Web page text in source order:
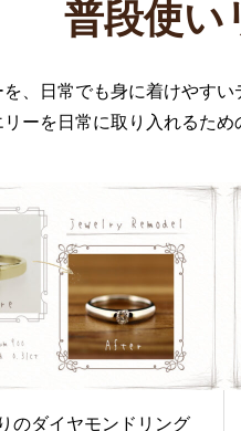
普段使い
、日常でも身に着けやす
ーを日常に取り入れるため
のダイヤモンドリング